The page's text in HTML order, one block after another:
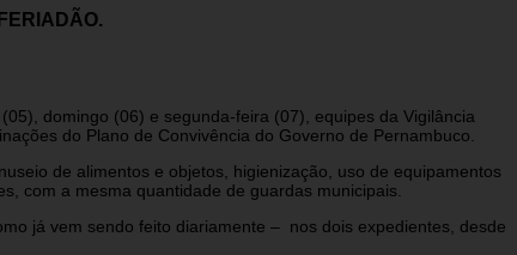
domingo (06) e segunda-feira (07), equipes da Vigilância
do Plano de Convivência do Governo de Pernambuco.
de alimentos e objetos, higienização, uso de equipamentos
com a mesma quantidade de guardas municipais.
já vem sendo feito diariamente – nos dois expedientes, desde